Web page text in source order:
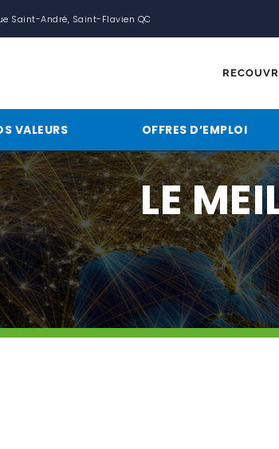
Saint-André, Saint-Flavien QC
VALEURS OFFRES D’EMPLOI
LE